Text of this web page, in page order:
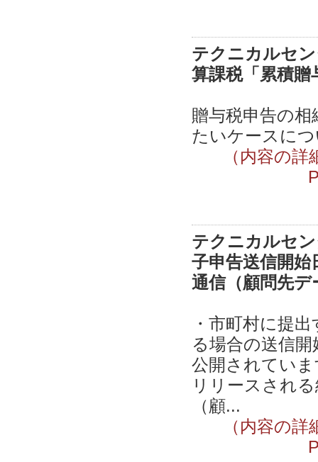
テクニカルセ
算課税「累積
贈与税申告の
たいケースに
（内容の
テクニカルセ
子申告送信開
通信（顧問先
・市町村に提
る場合の送信
公開されてい
リリースされ
（顧...
（内容の